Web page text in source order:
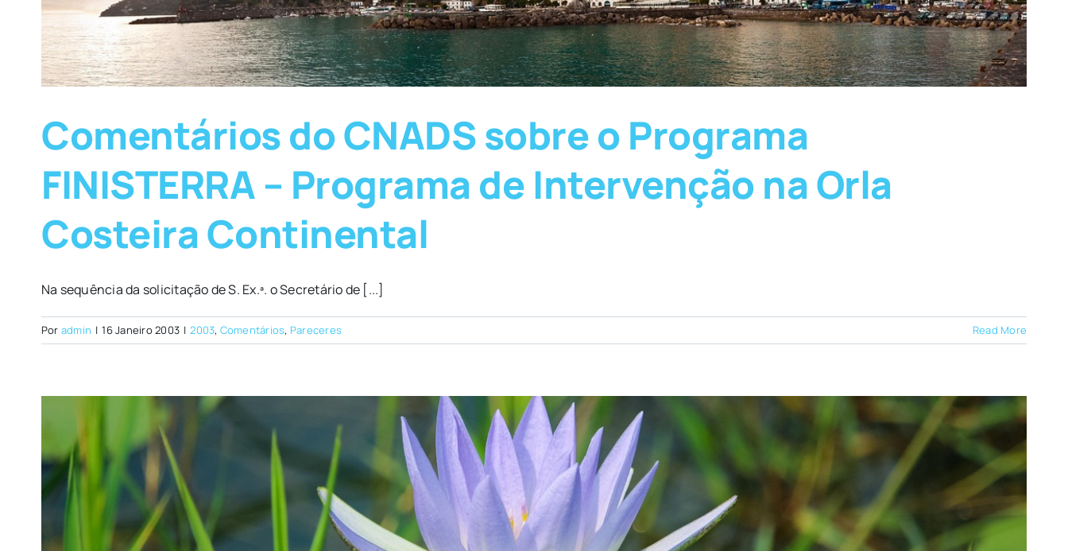
Comentários do CNADS sobre o Programa
FINISTERRA – Programa de Intervenção na Orla
Costeira Continental
Na sequência da solicitação de S. Ex.ª. o Secretário de [...]
Por admin | 16 Janeiro 2003 | 2003, Comentários, Pareceres Read More